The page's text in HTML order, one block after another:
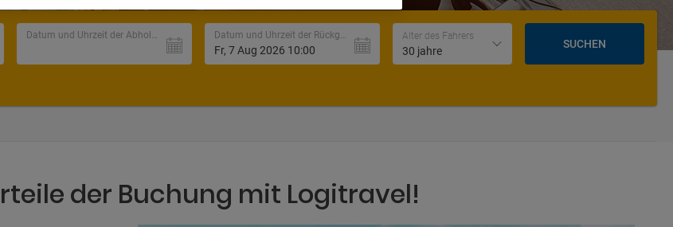
Datum und Uhrzeit der Abholung Datum und Uhrzeit der Rückgabe Alter des Fahrers
30 jahre
SUCHEN
der Buchung mit Logitravel!